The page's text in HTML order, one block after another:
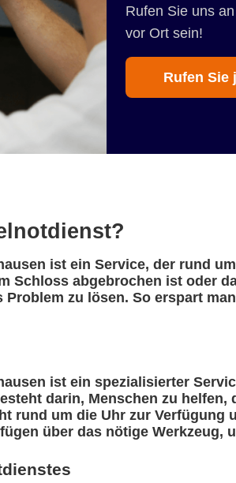
Rufen Sie uns
vor Ort sein!
Rufen Sie
ist ein Service, der rund
Schloss abgebrochen ist oder
zu lösen. So erspart
ist ein spezialisierter
darin, Menschen zu
rund um die Uhr zur
über das nötige Werkzeug,